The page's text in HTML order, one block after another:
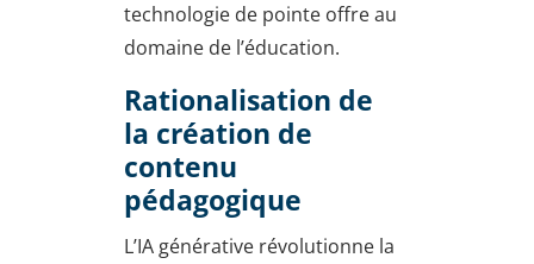
technologie de pointe offre au
domaine de l’éducation.
Rationalisation de
la création de
contenu
pédagogique
L’IA générative révolutionne la